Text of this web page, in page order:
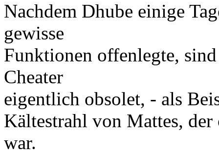
Nachdem Dhube einige
gewisse
Funktionen offenlegte,
Cheater
eigentlich obsolet, - als
Kältestrahl von Mattes,
war.